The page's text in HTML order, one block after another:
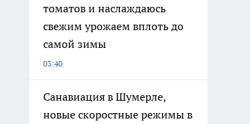
томатов и наслаждаюсь
свежим урожаем вплоть до
самой зимы
03:40
Санавиация в Шумерле,
новые скоростные режимы в